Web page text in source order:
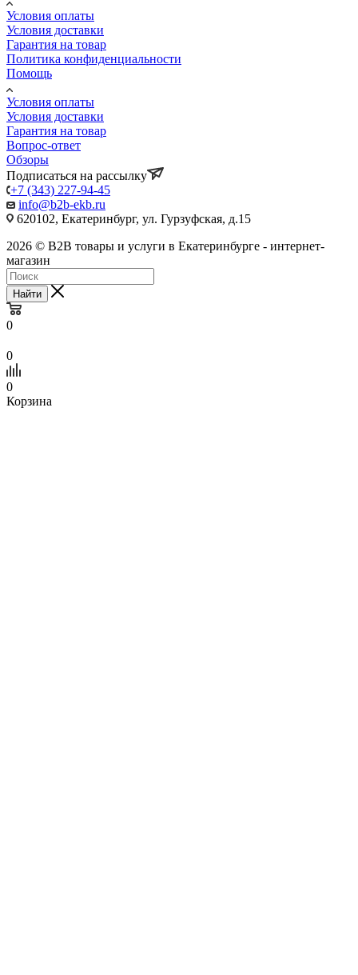
Условия оплаты
Условия доставки
Гарантия на товар
Политика конфиденциальности
Помощь
Условия оплаты
Условия доставки
Гарантия на товар
Вопрос-ответ
Обзоры
Подписаться на рассылку
+7 (343) 227-94-45
info@b2b-ekb.ru
620102, Екатеринбург, ул. Гурзуфская, д.15
2026 © B2B товары и услуги в Екатеринбурге - интернет-
магазин
Найти
0
0
0
Корзина